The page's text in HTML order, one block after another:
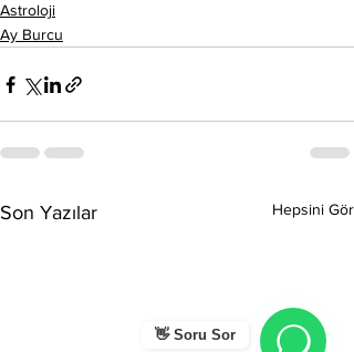
👋 Soru Sor
Astroloji
Ay Burcu
Son Yazılar Hepsini Gör